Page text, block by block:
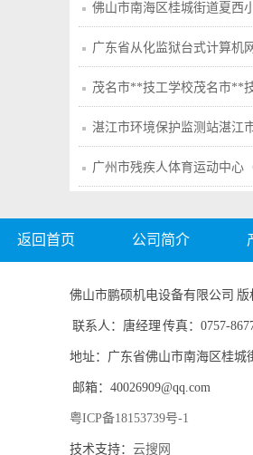
佛山市南海区桂城街道夏西
交公告
广东省从化监狱台式计算机
茂名市**技工学校茂名市**
改造工程配套设备采购项目
湛江市环境保护监测站湛江
备采购项目的中标、成交公
广州市残疾人体育运动中心
器材项目的中标、成交公告
返回首页 公司简介
佛山市鹏硕机电设备有限公司 版
联系人：唐经理 传真：0757-
地址：广东省佛山市南海区桂城
邮箱：40026909@qq.com
粤ICP备18153739号-1
技术支持： 云搜网